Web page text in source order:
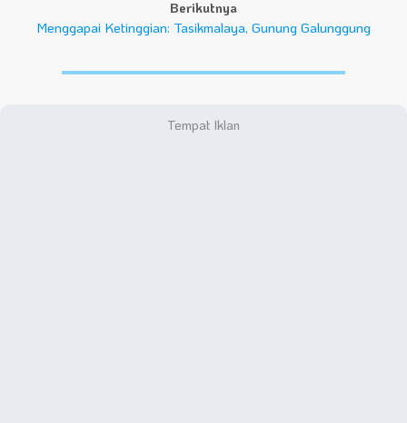
Berikutnya
Menggapai Ketinggian: Tasikmalaya, Gunung Galunggung